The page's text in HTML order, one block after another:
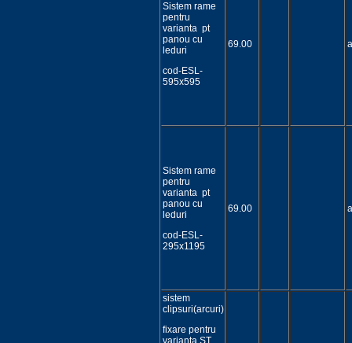
Sistem rame
pentru
varianta pt
panou cu
leduri
cod-ESL-
595x595
69.00
Sistem rame
pentru
varianta pt
panou cu
leduri
cod-ESL-
295x1195
69.00
sistem
clipsuri(arcuri)
fixare pentru
varianta ST